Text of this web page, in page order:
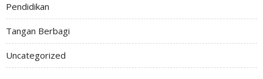
Pendidikan
Tangan Berbagi
Uncategorized